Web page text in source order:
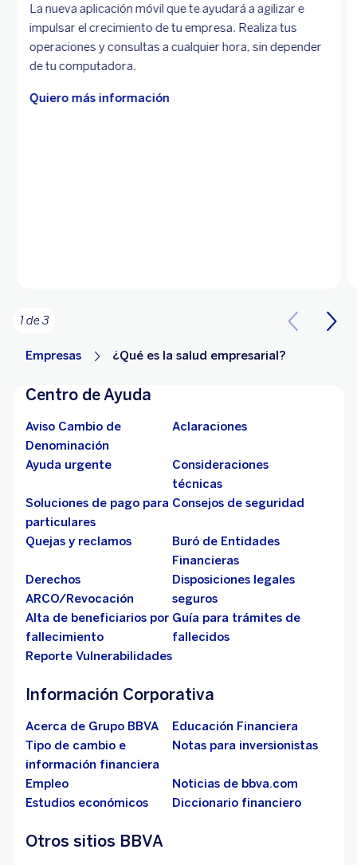
La nueva aplicación móvil que te ayudará a agilizar e
impulsar el crecimiento de tu empresa. Realiza tus
operaciones y consultas a cualquier hora, sin depender
de tu computadora.
Quiero más información
1 de 3
Empresas ¿Qué es la salud empresarial?
Centro de Ayuda
Aviso Cambio de
Denominación
Aclaraciones
Ayuda urgente
Consideraciones
técnicas
Soluciones de pago para
particulares
Consejos de seguridad
Quejas y reclamos
Buró de Entidades
Financieras
Derechos
ARCO/Revocación
Disposiciones legales
seguros
Alta de beneficiarios por
fallecimiento
Guía para trámites de
fallecidos
Reporte Vulnerabilidades
Información Corporativa
Acerca de Grupo BBVA
Educación Financiera
Tipo de cambio e
información financiera
Notas para inversionistas
Empleo
Noticias de bbva.com
Estudios económicos
Diccionario financiero
Otros sitios BBVA